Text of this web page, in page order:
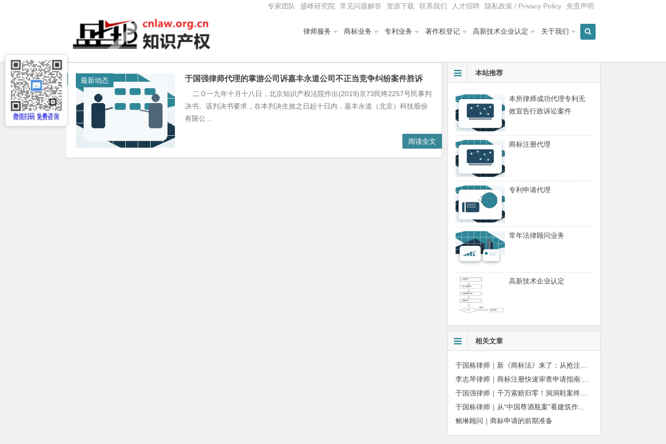
专家团队 盛峰研究院 常见问题解答 资源下载 联系我们 人才招聘 隐私政策 / Privacy Policy 免责声明
律师服务 商标业务 专利业务 著作权登记 高新技术企业认定 关于我们
最新动态 于国强律师代理的掌游公司诉嘉丰永道公司不正当竞争纠纷案件胜诉
二Ｏ一九年十月十八日，北京知识产权法院作出(2019)京73民终2257号民事判
决书。该判决书要求，在本判决生效之日起十日内，嘉丰永道（北京）科技股份
有限公...
阅读全文
本站推荐
本所律师成功代理专利无
效宣告行政诉讼案件
商标注册代理
专利申请代理
常年法律顾问业务
高新技术企业认定
相关文章
鲍琳顾问｜商标申请的前期准备